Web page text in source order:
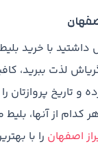
داشتید با خرید
لذت ببرید،‌
کدام از آنها،
اصفهان را با